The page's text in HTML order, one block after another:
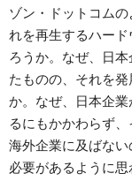
ゾン・ドットコム
れを再生するハー
ろうか。なぜ、日
たものの、それを
か。なぜ、日本企
るにもかかわらず
海外企業に及ばな
必要があるように思